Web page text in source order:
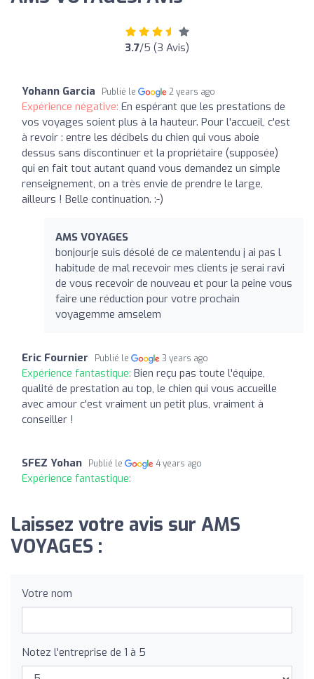
3.7/5 (3 Avis)
Yohann Garcia Publié le 2 years ago
Expérience négative: En espérant que les prestations de
vos voyages soient plus à la hauteur. Pour l'accueil, c'est
à revoir : entre les décibels du chien qui vous aboie
dessus sans discontinuer et la propriétaire (supposée)
qui en fait tout autant quand vous demandez un simple
renseignement, on a très envie de prendre le large,
ailleurs ! Belle continuation. :-)
AMS VOYAGES
bonjourje suis désolé de ce malentendu j ai pas l
habitude de mal recevoir mes clients je serai ravi
de vous recevoir de nouveau et pour la peine vous
faire une réduction pour votre prochain
voyagemme amselem
Eric Fournier Publié le 3 years ago
Expérience fantastique: Bien reçu pas toute l'équipe,
qualité de prestation au top, le chien qui vous accueille
avec amour c'est vraiment un petit plus, vraiment à
conseiller !
SFEZ Yohan Publié le 4 years ago
Expérience fantastique:
Laissez votre avis sur AMS
VOYAGES :
Votre nom
Notez l'entreprise de 1 à 5